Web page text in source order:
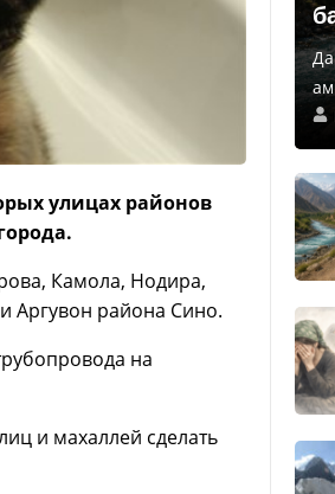
улицах районов
Камола, Нодира,
Аргувон района Сино.
на
и махаллей сделать